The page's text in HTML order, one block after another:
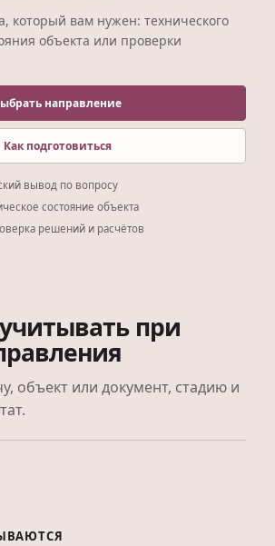
который вам нужен: технического
объекта или проверки
направление
Как подготовиться
вывод по вопросу
состояние объекта
решений и расчётов
при
объект или документ, стадию и